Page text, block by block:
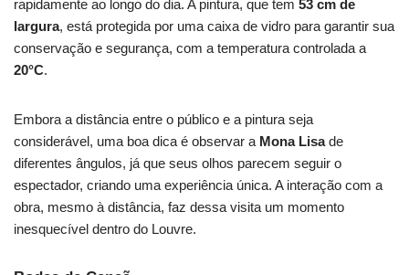
rapidamente ao longo do dia. A pintura, que tem 53 cm de
largura, está protegida por uma caixa de vidro para garantir sua
conservação e segurança, com a temperatura controlada a
20°C.
Embora a distância entre o público e a pintura seja
considerável, uma boa dica é observar a Mona Lisade
diferentes ângulos, já que seus olhos parecem seguir o
espectador, criando uma experiência única. A interação com a
obra, mesmo à distância, faz dessa visita um momento
inesquecível dentro do Louvre.